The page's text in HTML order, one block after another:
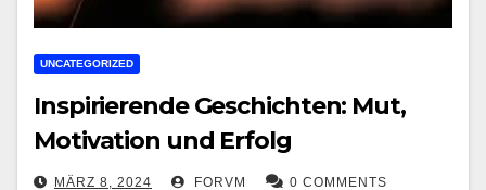
UNCATEGORIZED
Inspirierende Geschichten: Mut,
Motivation und Erfolg
MÄRZ 8, 2024 FORVM 0 COMMENTS